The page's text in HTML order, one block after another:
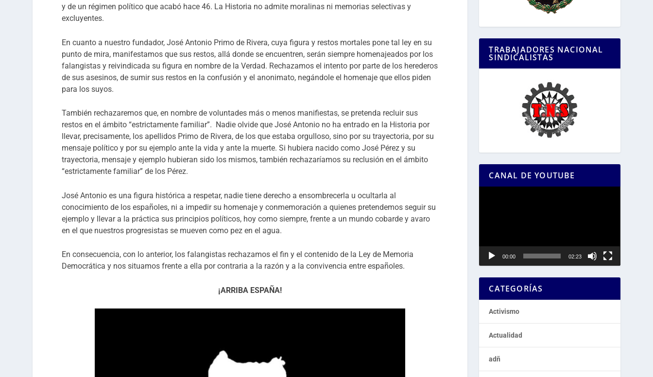
y de un régimen político que acabó hace 46. La Historia no admite moralinas ni memorias selectivas y
excluyentes.
En cuanto a nuestro fundador, José Antonio Primo de Rivera, cuya figura y restos mortales pone tal ley en su
punto de mira, manifestamos que sus restos, allá donde se encuentren, serán siempre homenajeados por los
falangistas y reivindicada su figura en nombre de la Verdad. Rechazamos el intento por parte de los herederos
de sus asesinos, de sumir sus restos en la confusión y el anonimato, negándole el homenaje que ellos piden
para los suyos.
También rechazaremos que, en nombre de voluntades más o menos manifiestas, se pretenda recluir sus
restos en el ámbito “estrictamente familiar”. Nadie olvide que José Antonio no ha entrado en la Historia por
llevar, precisamente, los apellidos Primo de Rivera, de los que estaba orgulloso, sino por su trayectoria, por su
mensaje político y por su ejemplo ante la vida y ante la muerte. Si hubiera nacido como José Pérez y su
trayectoria, mensaje y ejemplo hubieran sido los mismos, también rechazaríamos su reclusión en el ámbito
“estrictamente familiar” de los Pérez.
José Antonio es una figura histórica a respetar, nadie tiene derecho a ensombrecerla u ocultarla al
conocimiento de los españoles, ni a impedir su homenaje y conmemoración a quienes pretendemos seguir su
ejemplo y llevar a la práctica sus principios políticos, hoy como siempre, frente a un mundo cobarde y avaro
en el que nuestros progresistas se mueven como pez en el agua.
En consecuencia, con lo anterior, los falangistas rechazamos el fin y el contenido de la Ley de Memoria
Democrática y nos situamos frente a ella por contraria a la razón y a la convivencia entre españoles.
¡ARRIBA ESPAÑA!
TRABAJADORES NACIONAL
SINDICALISTAS
CANAL DE YOUTUBE
00:00 02:23
CATEGORÍAS
Activismo
Actualidad
adñ